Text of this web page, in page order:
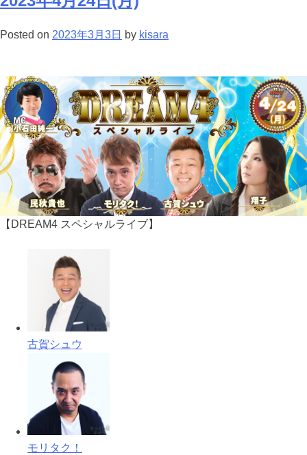
Posted on 2023年3月3日 by kisara
【DREAM4 スペシャルライブ】
古賀シュウ
モリタク！